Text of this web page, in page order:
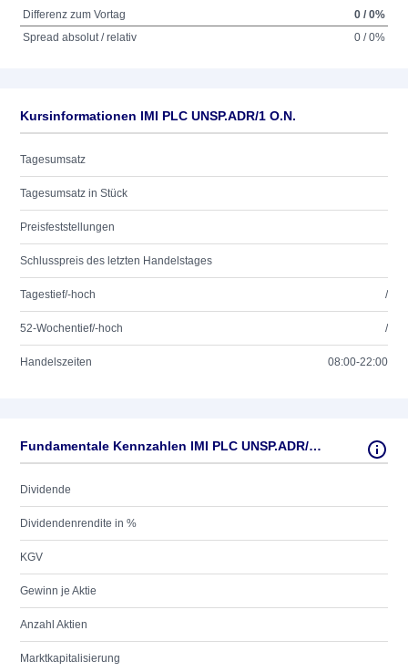
Differenz zum Vortag
0 / 0%
Spread absolut / relativ
0 / 0%
Kursinformationen IMI PLC UNSP.ADR/1 O.N.
Tagesumsatz
Tagesumsatz in Stück
Preisfeststellungen
Schlusspreis des letzten Handelstages
Tagestief/-hoch /
52-Wochentief/-hoch /
Handelszeiten 08:00-22:00
Fundamentale Kennzahlen IMI PLC UNSP.ADR/1 O.N.
Dividende
Dividendenrendite in %
KGV
Gewinn je Aktie
Anzahl Aktien
Marktkapitalisierung